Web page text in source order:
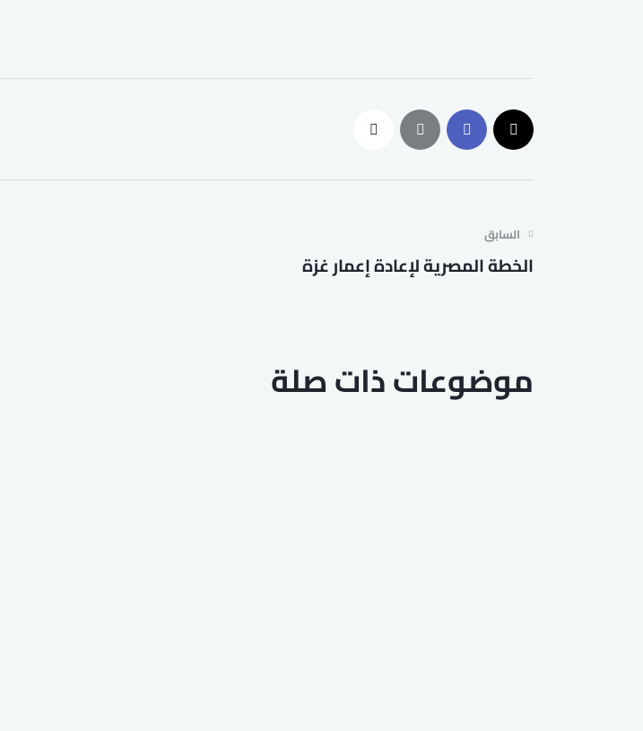
السابق
الخطة المصرية لإعادة إعمار غزة
موضوعات ذات صلة